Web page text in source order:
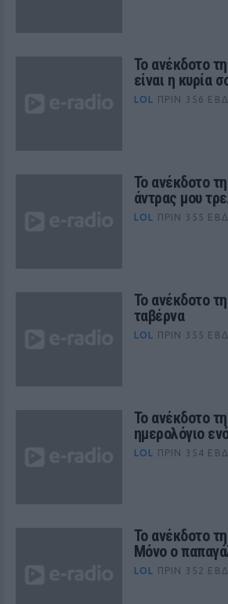
Το ανέκδοτο
είναι η κυρία
LOL ΠΡΙΝ 356
Το ανέκδοτο
άντρας μου
LOL ΠΡΙΝ 355
Το ανέκδοτο
ταβέρνα
LOL ΠΡΙΝ 355
Το ανέκδοτο
ημερολόγιο
LOL ΠΡΙΝ 354
Το ανέκδοτο
Μόνο ο
LOL ΠΡΙΝ 352